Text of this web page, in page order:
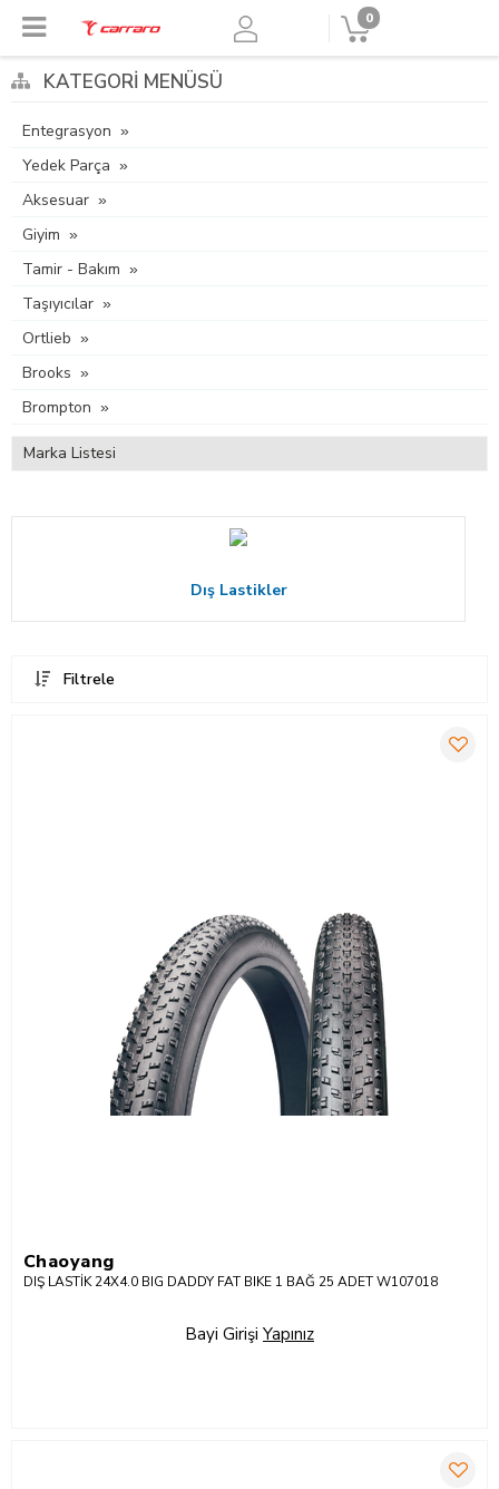
0
KATEGORI MENÜSÜ
Entegrasyon
Yedek Parça
Aksesuar
Giyim
Tamir - Bakım
Taşıyıcılar
Ortlieb
Brooks
Brompton
Marka Listesi
Dış Lastikler
Filtrele
Chaoyang
DIŞ LASTİK 24X4.0 BIG DADDY FAT BIKE 1 BAĞ 25 ADET W107018
Bayi Girişi Yapınız